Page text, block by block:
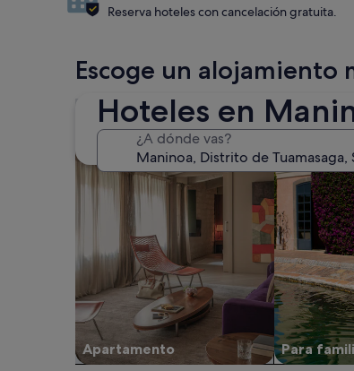
Hoteles en
¿A dónde vas?
Reserva hoteles con cancelación gratuita.
Escoge un alojamiento
Apartamento
Buscar apartamentos
Para
Buscar